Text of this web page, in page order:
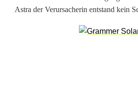
s
Astra der Verursacherin entstand kein